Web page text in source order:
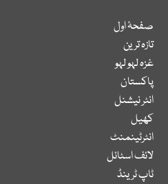
صفحۂ اول
تازہ ترین
غزہ لہو لہو
پاکستان
انٹر نیشنل
کھیل
انٹرٹینمنٹ
لائف اسٹائل
ٹاپ ٹرینڈ